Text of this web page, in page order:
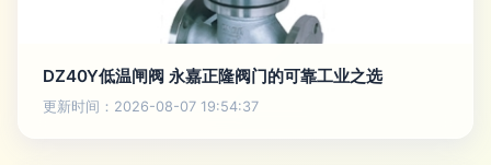
DZ40Y低温闸阀 永嘉正隆阀门的可靠工业之选
更新时间：2026-08-07 19:54:37